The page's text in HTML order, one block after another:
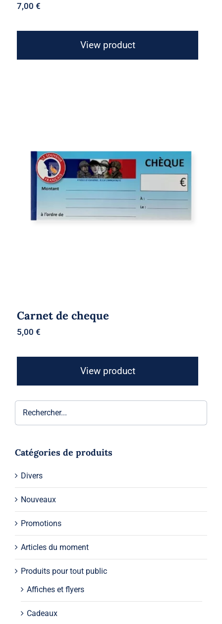
7,00€
View product
Carnet de cheque
Carnet de cheque
5,00€
View product
Catégories de produits
Divers
Nouveaux
Promotions
Articles du moment
Produits pour tout public
Affiches et flyers
Cadeaux